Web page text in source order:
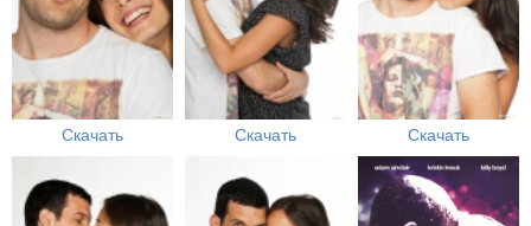
Скачать Скачать Скачать